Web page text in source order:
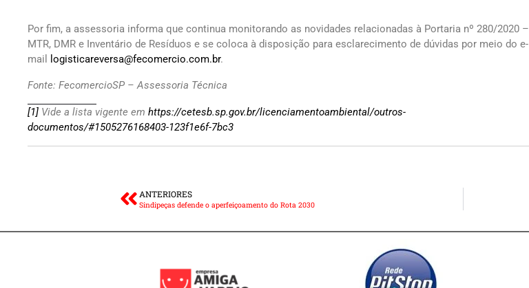
Por fim, a assessoria informa que continua monitorando as novidades relacionadas à Portaria nº 280/2020 –
MTR, DMR e Inventário de Resíduos e se coloca à disposição para esclarecimento de dúvidas por meio do e-
mail
logisticareversa@fecomercio.com.br.
Fonte: FecomercioSP – Assessoria Técnica
[1] Vide a lista vigente em https://cetesb.sp.gov.br/licenciamentoambiental/outros-
documentos/#1505276168403-123f1e6f-7bc3
ANTERIORES
Sindipeças defende o aperfeiçoamento do Rota 2030